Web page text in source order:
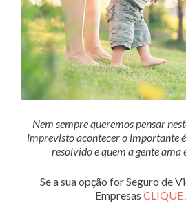
Nem sempre queremos pensar
imprevisto acontecer o importante
resolvido e quem a gente ama
Se a sua opção for Seguro de
Empresas